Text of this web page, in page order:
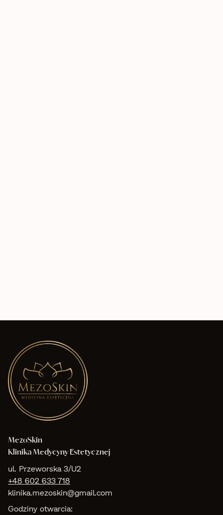
MezoSkin
Klinika Medycyny Estetycznej
ul. Przeworska 3/U2
+48 602 633 718
klinika.mezoskin@gmail.com
Godziny otwarcia: